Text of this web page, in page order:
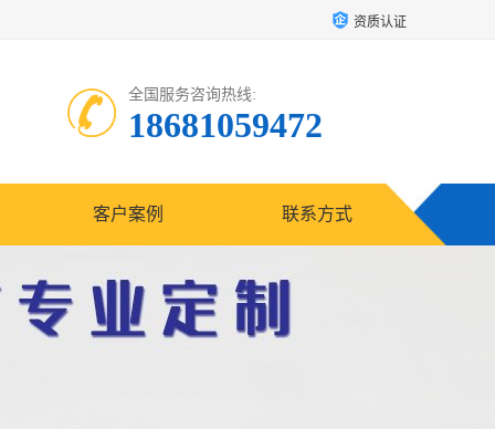
资质认证
全国服务咨询热线:
18681059472
客户案例 联系方式